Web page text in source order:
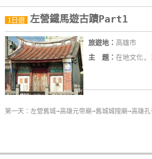
理
會
員
帳
戶
客
單
1日遊 左營鐵馬遊古蹟Part1
旅遊地： 高雄市
主 題： 在地文化,
第一天：左營舊城→高雄元帝廟→舊城城隍廟→高雄孔